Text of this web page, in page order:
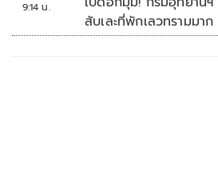
9:14 น.
สับเละที่พักเลวทรามมาก